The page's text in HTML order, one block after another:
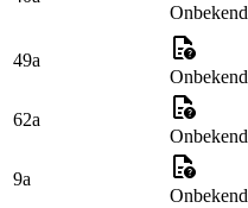
Onbekend
49a
Onbekend
62a
Onbekend
9a
Onbekend